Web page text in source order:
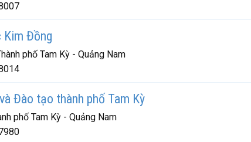
Kim Đồng
phố Tam Kỳ - Quảng Nam
Đào tạo thành phố Tam Kỳ
phố Tam Kỳ - Quảng Nam